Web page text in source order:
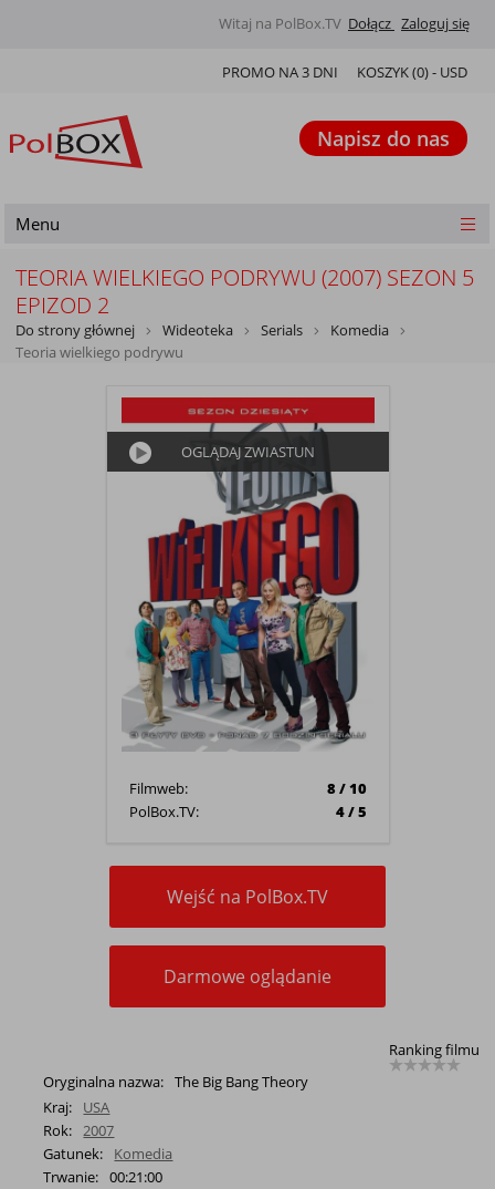
Witaj na PolBox.TV Dołącz Zaloguj się
KOSZYK (0) - USD
PROMO NA 3 DNI
Napisz do nas
Menu
TEORIA WIELKIEGO PODRYWU (2007) SEZON 5
EPIZOD 2
Do strony głównej Wideoteka Serials
Komedia
Teoria wielkiego podrywu
OGLĄDAJ ZWIASTUN
Filmweb:
8 / 10
PolBox.TV:
4 / 5
Wejść na PolBox.TV
Darmowe oglądanie
Ranking filmu
Oryginalna nazwa: The Big Bang Theory
Kraj:
USA
Rok: 2007
Gatunek:
Komedia
Trwanie: 00:21:00